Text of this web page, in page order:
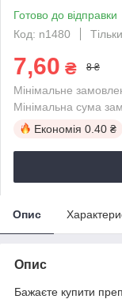
Готово до відправки
Код: n1480
7,60 ₴ 8 ₴
Мінімальне
Мінімальна сума
Економія 0.40 ₴
Опис
Опис
Бажаєте купити